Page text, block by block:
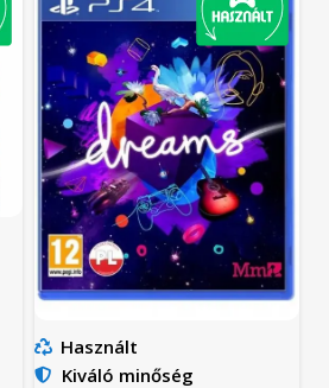
Használt
Kiváló minőség